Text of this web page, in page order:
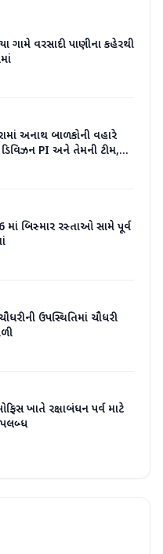
ગામે વરસાદી પાણીના કહેરથી
અનાથ બાળકોની વહારે
PI અને તેમની ટીમ,
માં બિસ્માર રસ્તાઓ સામે પૂર્વ
ઉપસ્થિતિમાં ચૌધરી
ખાતે રક્ષાબંધન પર્વ માટે